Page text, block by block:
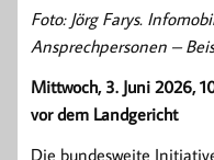
Foto: Jörg Farys.
Ansprechpersonen –
Mittwoch, 3. Juni 2026,
vor dem Landgericht
Die bundesweite